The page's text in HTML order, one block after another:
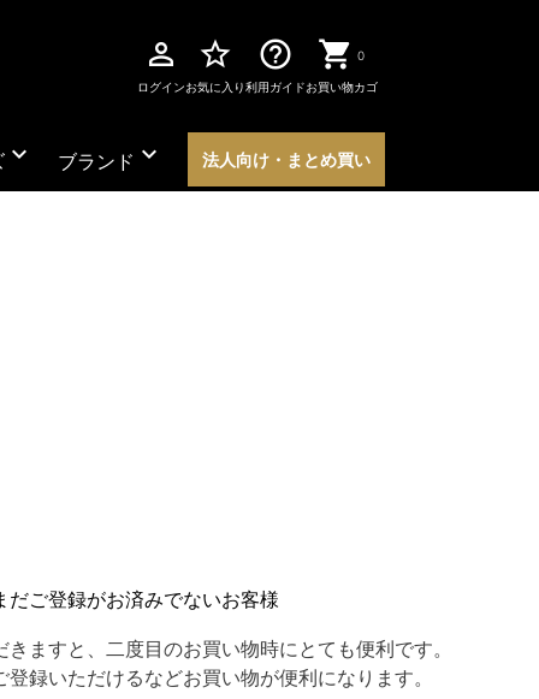
perm_identity
ログイン
star_border
お気に入り
help_outline
利用ガイド
0
お買い物カゴ
expand_more ブランド expand_more 法人向け・まとめ買い
だご登録がお済みでないお客様
ますと、二度目のお買い物時にとても便利です。
録いただけるなどお買い物が便利になります。